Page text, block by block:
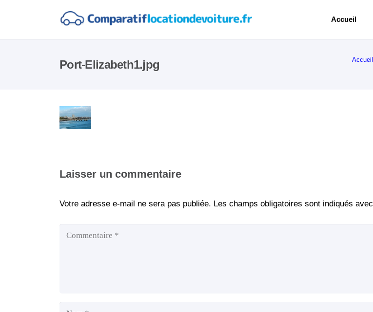
Accueil
Port-Elizabeth1.jpg Accueil
Laisser un commentaire
Votre adresse e-mail ne sera pas publiée. Les champs obligatoires sont indiqués avec